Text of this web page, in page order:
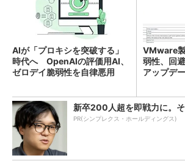
AIが「プロキシを突破する」
時代へ OpenAIの評価用AI、
ゼロデイ脆弱性を自律悪用
VMware
弱性、回
アップデ
新卒200人超を即戦力に。
PR(シンプレクス・ホールディングス)